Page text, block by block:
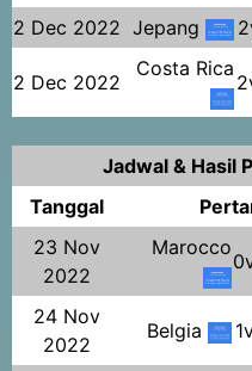
2 Dec 2022 Jepang
2 Dec 2022
Costa Rica
Jadwal & Hasil
Tanggal
23 Nov
2022
Marocco
24 Nov
2022
Belgia